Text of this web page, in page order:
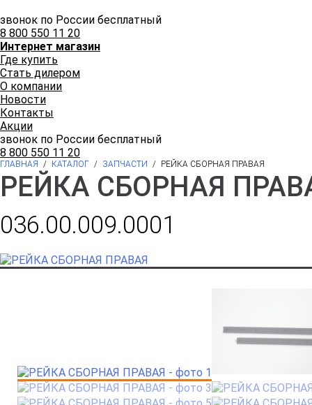
звонок по России бесплатный
8 800 550 11 20
Интернет магазин
Где купить
Стать дилером
О компании
Новости
Контакты
Акции
звонок по России бесплатный
8 800 550 11 20
ГЛАВНАЯ / КАТАЛОГ / ЗАПЧАСТИ / РЕЙКА СБОРНАЯ ПРАВАЯ
РЕЙКА СБОРНАЯ
036.00.009.0001